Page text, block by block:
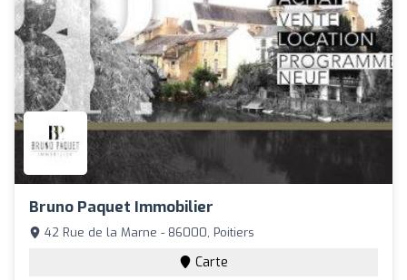
Bruno Paquet Immobilier
42 Rue de la Marne - 86000, Poitiers
Carte